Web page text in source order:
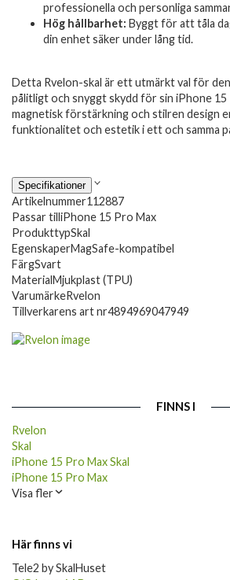
professionella och personliga
Hög hållbarhet: Byggt för att tåla
din enhet säker under lång tid.
Detta Rvelon-skal är ett utmärkt val för
pålitligt och snyggt skydd för sin iPhone 15
magnetisk förstärkning och stilren design
funktionalitet och estetik i ett och samma
Specifikationer
Artikelnummer112887
Passar tilliPhone 15 Pro Max
ProdukttypSkal
EgenskaperMagSafe-kompatibel
FärgSvart
MaterialMjukplast (TPU)
VarumärkeRvelon
Tillverkarens art nr4894969047949
FINNS I
Rvelon
Skal
iPhone 15 Pro Max Skal
iPhone 15 Pro Max
Visa fler
Här finns vi
Tele2 by SkalHuset